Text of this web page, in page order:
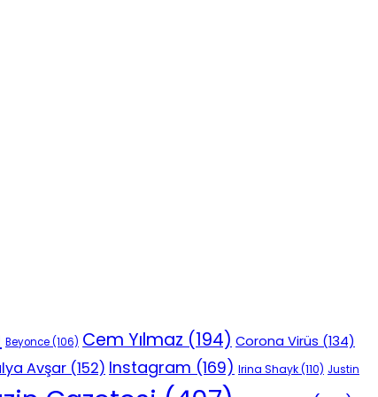
Beyonce(106) Cem Yılmaz (194) Corona Virüs (134)
Avşar (152) Instagram (169) Irina Shayk(110) Justin